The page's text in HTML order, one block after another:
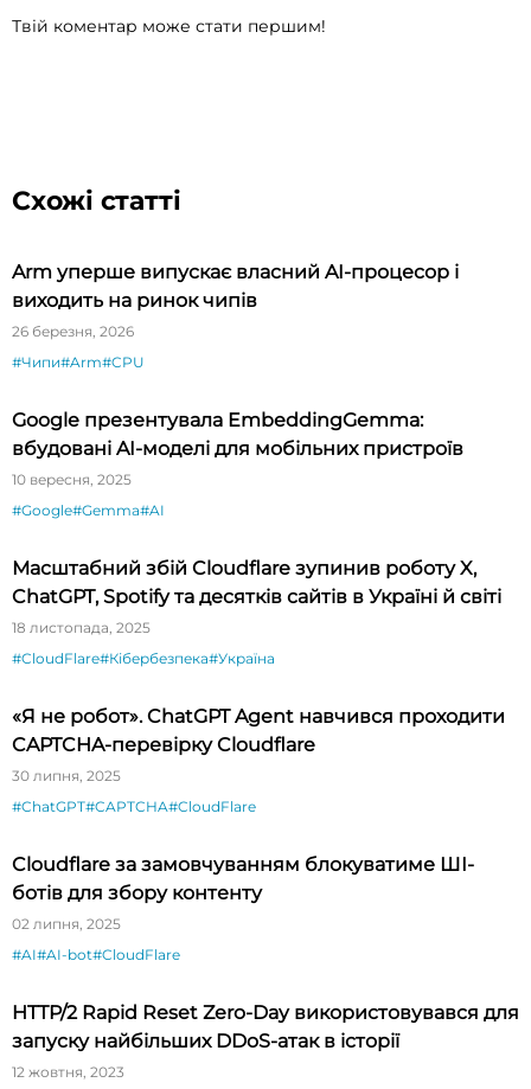
Твій коментар може стати першим!
Схожі статті
Arm уперше випускає власний AI-процесор і
виходить на ринок чипів
26 березня, 2026
#Чипи#Arm#CPU
Google презентувала EmbeddingGemma:
вбудовані AI-моделі для мобільних пристроїв
10 вересня, 2025
#Google#Gemma#AI
Масштабний збій Cloudflare зупинив роботу X,
ChatGPT, Spotify та десятків сайтів в Україні й світі
18 листопада, 2025
#CloudFlare#Кібербезпека#Україна
«Я не робот». ChatGPT Agent навчився проходити
CAPTCHA-перевірку Cloudflare
30 липня, 2025
#ChatGPT#CAPTCHA#CloudFlare
Cloudflare за замовчуванням блокуватиме ШІ-
ботів для збору контенту
02 липня, 2025
#AI#AI-bot#CloudFlare
HTTP/2 Rapid Reset Zero-Day використовувався для
запуску найбільших DDoS-атак в історії
12 жовтня, 2023